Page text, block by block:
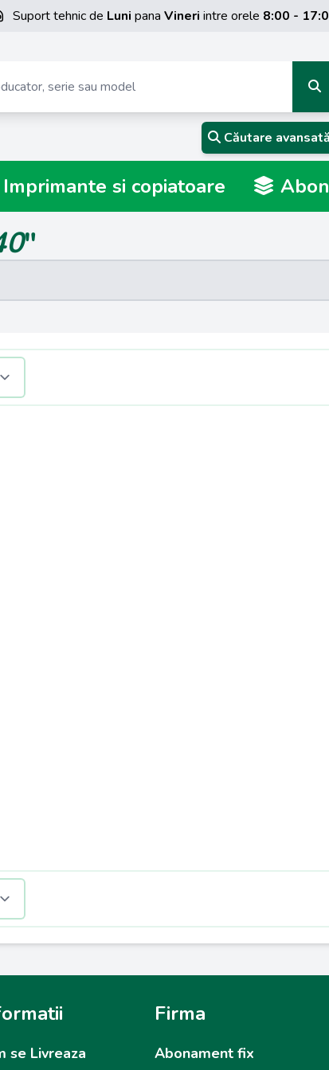
Suport tehnic de Luni pana Vineri intre orele 8:00 -
Căutare
Imprimante si copiatoare
"
se Livreaza
Firma
Abonament fix